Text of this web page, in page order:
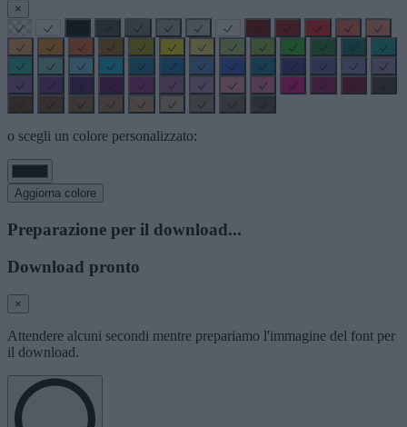
×
o scegli un colore personalizzato:
Aggiorna colore
Preparazione per il download...
Download pronto
×
Attendere alcuni secondi mentre prepariamo l'immagine del font per
il download.